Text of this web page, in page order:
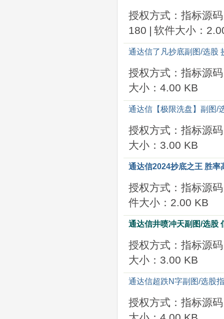
授权方式：指标源码
180 | 软件大小：
通达信了凡抄底副图/选股
授权方式：指标源码
大小：4.00 KB
通达信【极限洗盘】副图/
授权方式：指标源码
大小：3.00 KB
通达信2024抄底之王 胜
授权方式：指标源码
件大小：2.00 KB
通达信井喷冲天副图/选股
授权方式：指标源码
大小：3.00 KB
通达信超跌N字副图/选股
授权方式：指标源码